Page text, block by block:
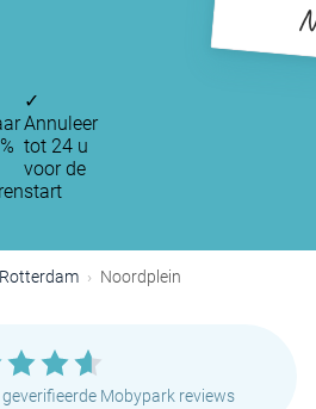
✓
Annuleer
tot 24 u
voor de
start
Rotterdam Noordplein
Mobypark reviews